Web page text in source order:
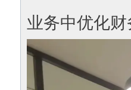
业务中优化